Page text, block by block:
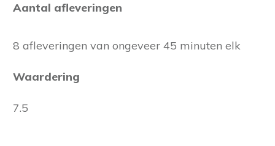
Aantal afleveringen
8 afleveringen van ongeveer 45 minuten elk
Waardering
7.5